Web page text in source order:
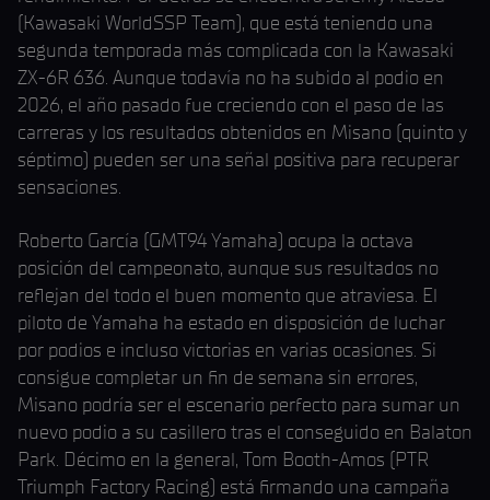
(Kawasaki WorldSSP Team), que está teniendo una
segunda temporada más complicada con la Kawasaki
ZX-6R 636. Aunque todavía no ha subido al podio en
2026, el año pasado fue creciendo con el paso de las
carreras y los resultados obtenidos en Misano (quinto y
séptimo) pueden ser una señal positiva para recuperar
sensaciones.
Roberto García (GMT94 Yamaha) ocupa la octava
posición del campeonato, aunque sus resultados no
reflejan del todo el buen momento que atraviesa. El
piloto de Yamaha ha estado en disposición de luchar
por podios e incluso victorias en varias ocasiones. Si
consigue completar un fin de semana sin errores,
Misano podría ser el escenario perfecto para sumar un
nuevo podio a su casillero tras el conseguido en Balaton
Park. Décimo en la general, Tom Booth-Amos (PTR
Triumph Factory Racing) está firmando una campaña